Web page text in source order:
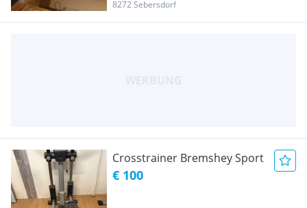
8272 Sebersdorf
Crosstrainer Bremshey Sport
€ 100